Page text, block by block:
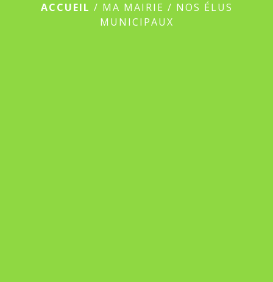
ACCUEIL / MA MAIRIE / NOS ÉLUS
MUNICIPAUX